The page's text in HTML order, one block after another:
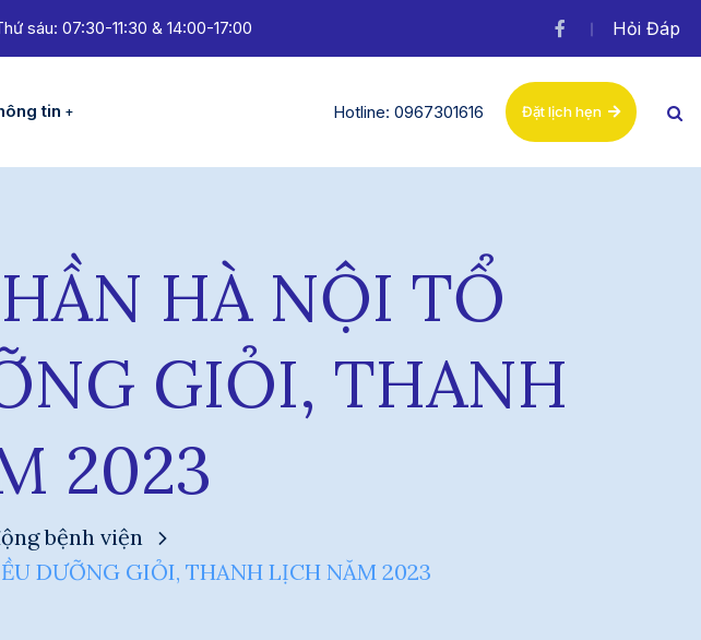
sáu: 07:30-11:30 & 14:00-17:00 Hỏi Đáp
tin Hotline: 0967301616 Đặt lịch hẹn
HÀ NỘI TỔ
GIỎI, THANH
2023
bệnh viện
DƯỠNG GIỎI, THANH LỊCH NĂM 2023